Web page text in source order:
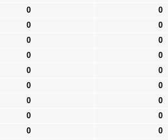
0 0
0 0
0 0
0 0
0 0
0 0
0 0
0 0
0 0